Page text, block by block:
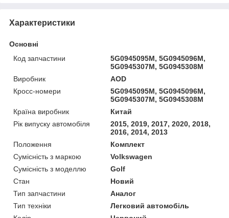
Характеристики
Основні
Код запчастини
5G0945095M, 5G0945096M,
5G0945307M, 5G0945308M
Виробник
AOD
Кросс-номери
5G0945095M, 5G0945096M,
5G0945307M, 5G0945308M
Країна виробник
Китай
Рік випуску автомобіля
2015, 2019, 2017, 2020, 2018,
2016, 2014, 2013
Положення
Комплект
Сумісність з маркою
Volkswagen
Сумісність з моделлю
Golf
Стан
Новий
Тип запчастини
Аналог
Тип техніки
Легковий автомобіль